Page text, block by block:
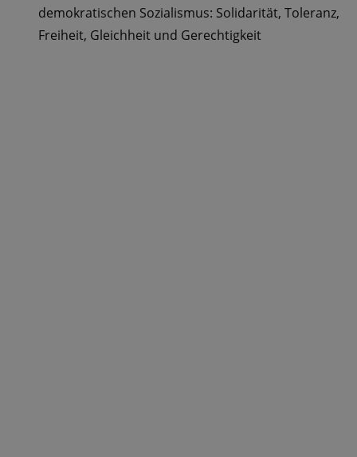
demokratischen Sozialismus: Solidarität, Toleranz,
Freiheit, Gleichheit und Gerechtigkeit